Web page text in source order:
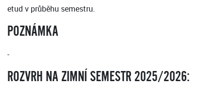
etud v průběhu semestru.
POZNÁMKA
-
ROZVRH NA ZIMNÍ SEMESTR 2025/2026: